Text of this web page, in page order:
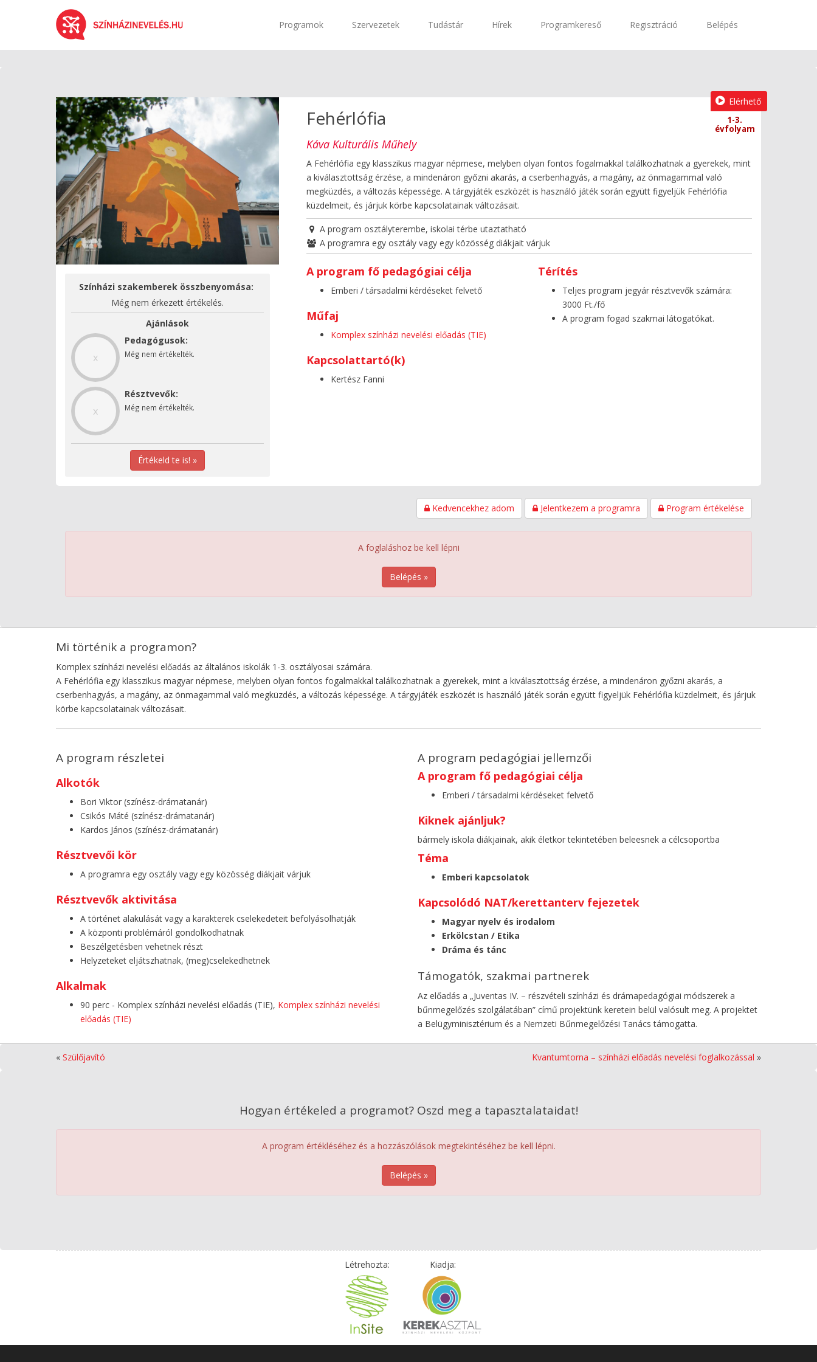
Programok Szervezetek Tudástár Hírek Programkereső Regisztráció Belépés
Színházi szakemberek összbenyomása:
Még nem érkezett értékelés.
Ajánlások
x
Pedagógusok:
Még nem értékelték.
x
Résztvevők:
Még nem értékelték.
Értékeld te is! »
Fehérlófia
Káva Kulturális Műhely
A Fehérlófia egy klasszikus magyar népmese, melyben olyan fontos fogalmakkal találkozhatnak a gyerekek, mint
a kiválasztottság érzése, a mindenáron győzni akarás, a cserbenhagyás, a magány, az önmagammal való
megküzdés, a változás képessége. A tárgyjáték eszközét is használó játék során együtt figyeljük Fehérlófia
küzdelmeit, és járjuk körbe kapcsolatainak változásait.
Elérhető
1-3.
évfolyam
A program osztályterembe, iskolai térbe utaztatható
A programra egy osztály vagy egy közösség diákjait várjuk
A program fő pedagógiai célja
Emberi / társadalmi kérdéseket felvető
Műfaj
Komplex színházi nevelési előadás (TIE)
Kapcsolattartó(k)
Kertész Fanni
Térítés
Teljes program jegyár résztvevők számára:
3000 Ft./fő
A program fogad szakmai látogatókat.
Kedvencekhez adom Jelentkezem a programra Program értékelése
A foglaláshoz be kell lépni
Belépés »
Mi történik a programon?
Komplex színházi nevelési előadás az általános iskolák 1-3. osztályosai számára.
A Fehérlófia egy klasszikus magyar népmese, melyben olyan fontos fogalmakkal találkozhatnak a gyerekek, mint a kiválasztottság érzése, a mindenáron győzni akarás, a
cserbenhagyás, a magány, az önmagammal való megküzdés, a változás képessége. A tárgyjáték eszközét is használó játék során együtt figyeljük Fehérlófia küzdelmeit, és járjuk
körbe kapcsolatainak változásait.
A program részletei
Alkotók
Bori Viktor (színész-drámatanár)
Csikós Máté (színész-drámatanár)
Kardos János (színész-drámatanár)
Résztvevői kör
A programra egy osztály vagy egy közösség diákjait várjuk
Résztvevők aktivitása
A történet alakulását vagy a karakterek cselekedeteit befolyásolhatják
A központi problémáról gondolkodhatnak
Beszélgetésben vehetnek részt
Helyzeteket eljátszhatnak, (meg)cselekedhetnek
Alkalmak
90 perc - Komplex színházi nevelési előadás (TIE), Komplex színházi nevelési
előadás (TIE)
A program pedagógiai jellemzői
A program fő pedagógiai célja
Emberi / társadalmi kérdéseket felvető
Kiknek ajánljuk?
bármely iskola diákjainak, akik életkor tekintetében beleesnek a célcsoportba
Téma
Emberi kapcsolatok
Kapcsolódó NAT/kerettanterv fejezetek
Magyar nyelv és irodalom
Erkölcstan / Etika
Dráma és tánc
Támogatók, szakmai partnerek
Az előadás a „Juventas IV. – részvételi színházi és drámapedagógiai módszerek a
bűnmegelőzés szolgálatában” című projektünk keretein belül valósult meg. A projektet
a Belügyminisztérium és a Nemzeti Bűnmegelőzési Tanács támogatta.
« Szülőjavító Kvantumtorna – színházi előadás nevelési foglalkozással »
Hogyan értékeled a programot? Oszd meg a tapasztalataidat!
A program értékléséhez és a hozzászólások megtekintéséhez be kell lépni.
Belépés »
Létrehozta: Kiadja: